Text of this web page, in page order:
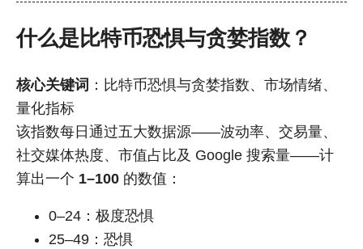
什么是比特币恐惧与贪婪指数？
核心关键词 ：比特币恐惧与贪婪指数、市场情绪、
量化指标
该指数每日通过五大数据源——波动率、交易量、
社交媒体热度、市值占比及 Google 搜索量——计
算出一个 1–100 的数值：
0–24：极度恐惧
25–49：恐惧